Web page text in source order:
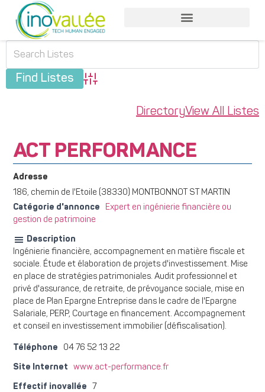
Advanced Search
DirectoryView All Listes
ACT PERFORMANCE
Adresse
186, chemin de l'Etoile (38330) MONTBONNOT ST MARTIN
Catégorie d'annonce
Expert en ingénierie financière ou
gestion de patrimoine
Description
Ingénierie financière, accompagnement en matière fiscale et
sociale. Étude et élaboration de projets d'investissement. Mise
en place de stratégies patrimoniales. Audit professionnel et
privé d'assurance, de retraite, de prévoyance sociale, mise en
place de Plan Epargne Entreprise dans le cadre de l'Epargne
Salariale, PERP, Courtage en financement. Accompagnement
et conseil en investissement immobilier (défiscalisation).
Téléphone 04 76 52 13 22
Site Internet www.act-performance.fr
Effectif inovallée 7